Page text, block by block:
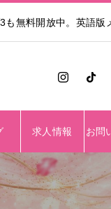
無料開放中。英語
求人情報 お問